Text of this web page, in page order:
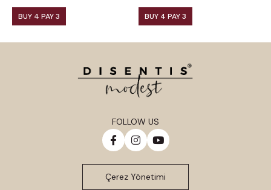
BUY 4 PAY 3 BUY 4 PAY 3
FOLLOW US
Çerez Yönetimi